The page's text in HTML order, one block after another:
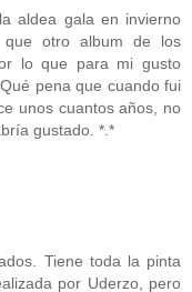
aldea gala en invierno
otro album de los
lo que para mi gusto
pena que cuando fui
unos cuantos años, no
gustado. *.*
Tiene toda la pinta
por Uderzo, pero